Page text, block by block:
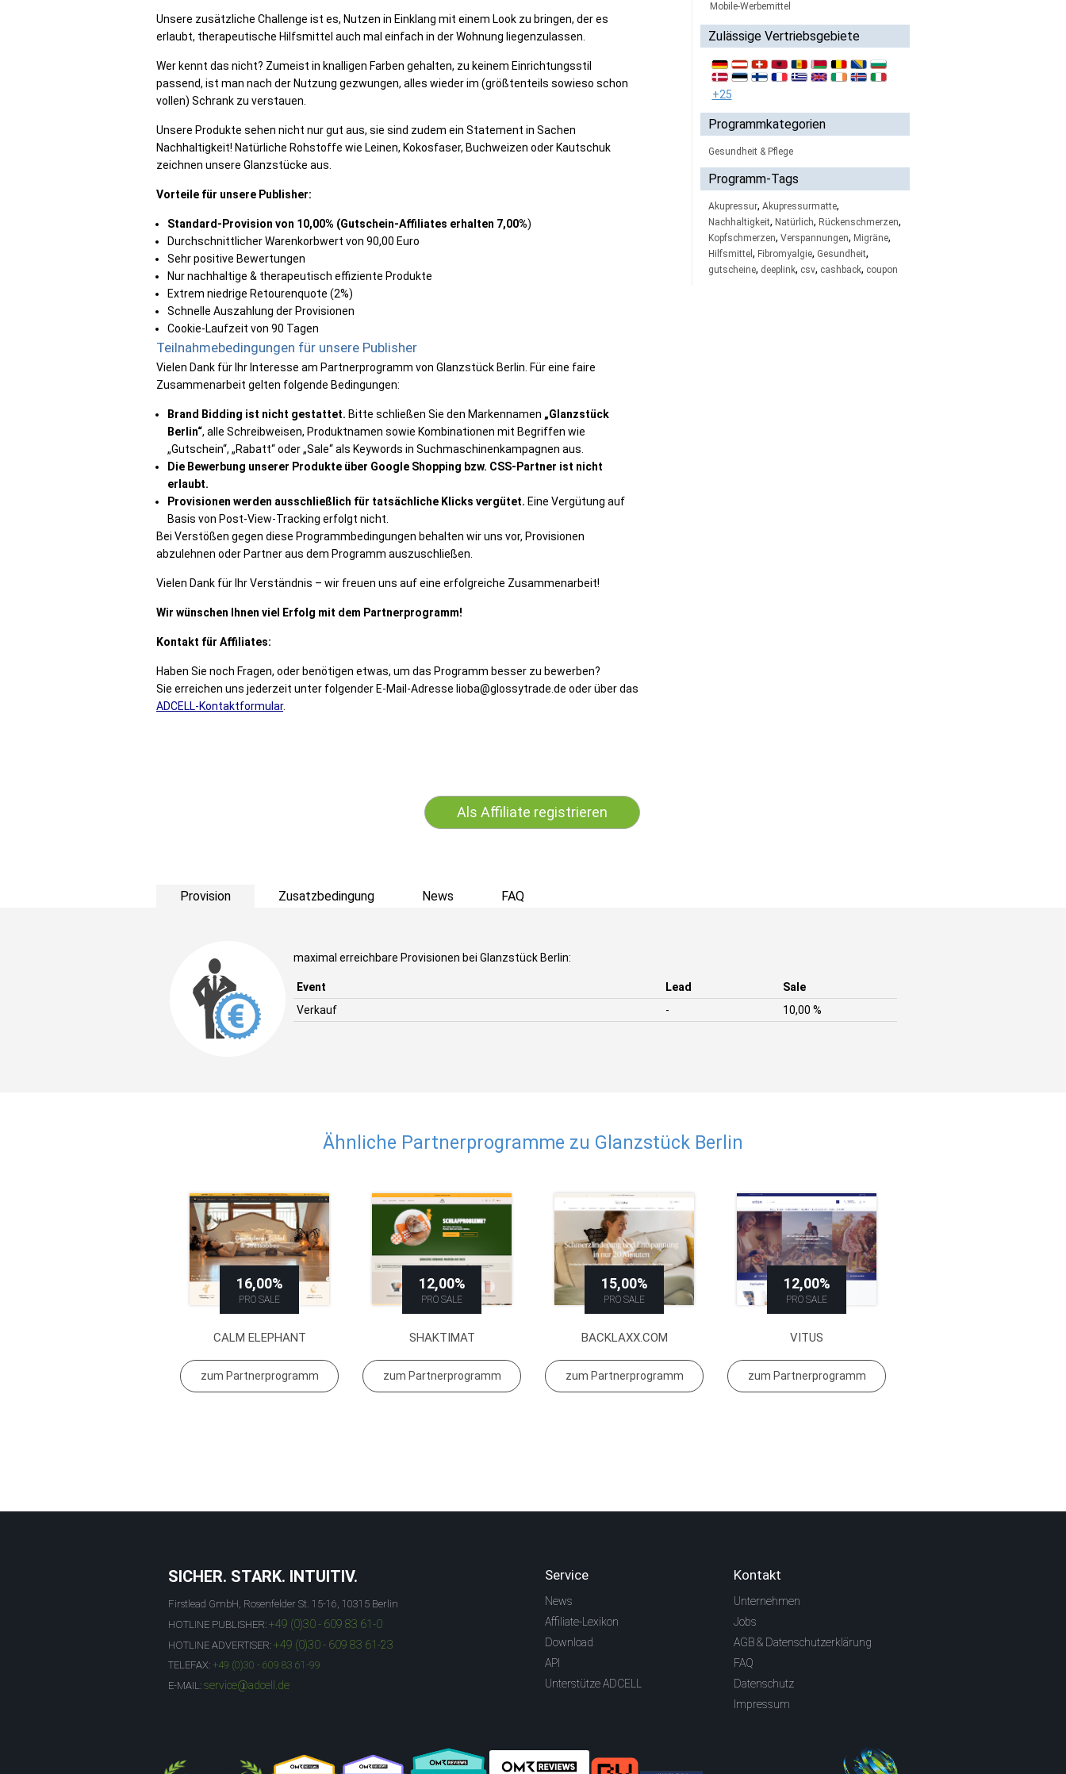
Unsere zusätzliche Challenge ist es, Nutzen in Einklang mit einem Look zu bringen, der es
erlaubt, therapeutische Hilfsmittel auch mal einfach in der Wohnung liegenzulassen.
Wer kennt das nicht? Zumeist in knalligen Farben gehalten, zu keinem Einrichtungsstil
passend, ist man nach der Nutzung gezwungen, alles wieder im (größtenteils sowieso schon
vollen) Schrank zu verstauen.
Unsere Produkte sehen nicht nur gut aus, sie sind zudem ein Statement in Sachen
Nachhaltigkeit! Natürliche Rohstoffe wie Leinen, Kokosfaser, Buchweizen oder Kautschuk
zeichnen unsere Glanzstücke aus.
Vorteile für unsere Publisher:
Standard-Provision von 10,00% (Gutschein-Affiliates erhalten 7,00%)
Durchschnittlicher Warenkorbwert von 90,00 Euro
Sehr positive Bewertungen
Nur nachhaltige & therapeutisch effiziente Produkte
Extrem niedrige Retourenquote (2%)
Schnelle Auszahlung der Provisionen
Cookie-Laufzeit von 90 Tagen
Teilnahmebedingungen für unsere Publisher
Vielen Dank für Ihr Interesse am Partnerprogramm von Glanzstück Berlin. Für eine faire
Zusammenarbeit gelten folgende Bedingungen:
Brand Bidding ist nicht gestattet. Bitte schließen Sie den Markennamen „Glanzstück
Berlin“, alle Schreibweisen, Produktnamen sowie Kombinationen mit Begriffen wie
„Gutschein“, „Rabatt“ oder „Sale“ als Keywords in Suchmaschinenkampagnen aus.
Die Bewerbung unserer Produkte über Google Shopping bzw. CSS-Partner ist nicht
erlaubt.
Provisionen werden ausschließlich für tatsächliche Klicks vergütet. Eine Vergütung auf
Basis von Post-View-Tracking erfolgt nicht.
Bei Verstößen gegen diese Programmbedingungen behalten wir uns vor, Provisionen
abzulehnen oder Partner aus dem Programm auszuschließen.
Vielen Dank für Ihr Verständnis – wir freuen uns auf eine erfolgreiche Zusammenarbeit!
Wir wünschen Ihnen viel Erfolg mit dem Partnerprogramm!
Kontakt für Affiliates:
Haben Sie noch Fragen, oder benötigen etwas, um das Programm besser zu bewerben?
Sie erreichen uns jederzeit unter folgender E-Mail-Adresse lioba@glossytrade.de oder über das
ADCELL-Kontaktformular.
Mobile-Werbemittel
Zulässige Vertriebsgebiete
+25
Programmkategorien
Gesundheit & Pflege
Programm-Tags
Akupressur, Akupressurmatte,
Nachhaltigkeit, Natürlich, Rückenschmerzen,
Kopfschmerzen, Verspannungen, Migräne,
Hilfsmittel , Fibromyalgie, Gesundheit,
gutscheine, deeplink, csv, cashback, coupon
Als Affiliate registrieren
Provision Zusatzbedingung News FAQ
maximal erreichbare Provisionen bei Glanzstück Berlin:
Event Lead
Sale
Verkauf
- 10,00 %
Ähnliche Partnerprogramme zu Glanzstück Berlin
16,00%
PRO SALE
CALM ELEPHANT
zum Partnerprogramm
12,00%
PRO SALE
SHAKTIMAT
zum Partnerprogramm
15,00%
PRO SALE
BACKLAXX.COM
zum Partnerprogramm
12,00%
PRO SALE
VITUS
zum Partnerprogramm
SICHER. STARK. INTUITIV.
Firstlead GmbH, Rosenfelder St. 15-16, 10315 Berlin
HOTLINE PUBLISHER: +49 (0)30 - 609 83 61-0
HOTLINE ADVERTISER: +49 (0)30 - 609 83 61-23
TELEFAX: +49 (0)30 - 609 83 61-99
E-MAIL: service@adcell.de
Service
News
Affiliate-Lexikon
Download
API
Unterstütze ADCELL
Kontakt
Unternehmen
Jobs
AGB & Datenschutzerklärung
FAQ
Datenschutz
Impressum